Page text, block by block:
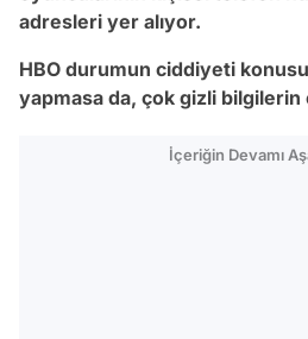
adresleri yer alıyor.
HBO durumun ciddiyeti
yapmasa da, çok gizli bilgilerin
İçeriğin Devamı